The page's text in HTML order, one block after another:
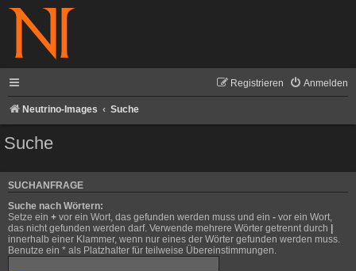
Anmelden
Registrieren
Neutrino-Images Suche
Suche
SUCHANFRAGE
Suche nach Wörtern:
Setze ein + vor ein Wort, das gefunden werden muss und ein - vor ein Wort,
das nicht gefunden werden darf. Verwende mehrere Wörter getrennt durch
innerhalb einer Klammer, wenn nur eines der Wörter gefunden werden muss.
Benutze ein * als Platzhalter für teilweise Übereinstimmungen.